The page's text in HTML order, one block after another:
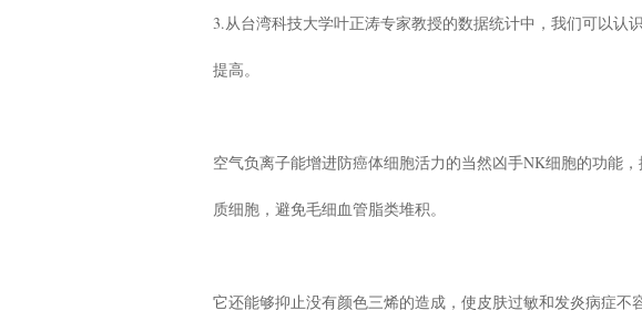
3.从台湾科技大学叶正涛专家教授的数据统计中，我们可以认
提高。
空气负离子能增进防癌体细胞活力的当然凶手NK细胞的功能
质细胞，避免毛细血管脂类堆积。
它还能够抑止没有颜色三烯的造成，使皮肤过敏和发炎病症